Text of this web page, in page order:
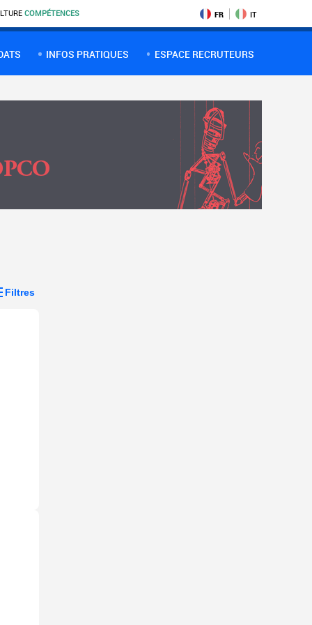
COMPÉTENCES FR IT
INFOS PRATIQUES ESPACE RECRUTEURS
Filtres